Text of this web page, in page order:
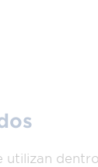
utilizan